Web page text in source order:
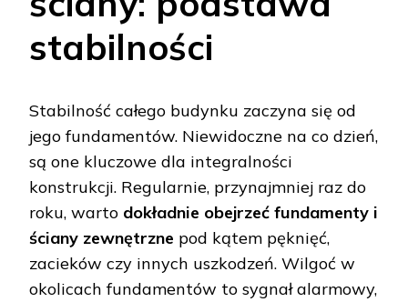
stabilności
Stabilność całego budynku zaczyna się od
jego fundamentów. Niewidoczne na co dzień,
są one kluczowe dla integralności
konstrukcji. Regularnie, przynajmniej raz do
roku, warto dokładnie obejrzeć fundamenty i
ściany zewnętrzne pod kątem pęknięć,
zacieków czy innych uszkodzeń. Wilgoć w
okolicach fundamentów to sygnał alarmowy,